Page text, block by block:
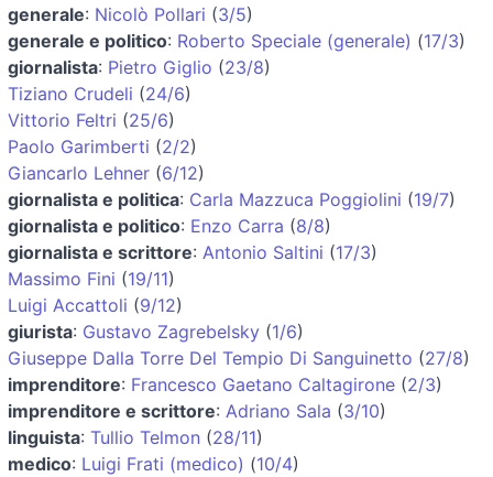
generale: Nicolò Pollari (3/5)
generale e politico: Roberto Speciale (generale) (17/3)
giornalista: Pietro Giglio (23/8)
Tiziano Crudeli (24/6)
Vittorio Feltri (25/6)
Paolo Garimberti (2/2)
Giancarlo Lehner (6/12)
giornalista e politica: Carla Mazzuca Poggiolini (19/7)
giornalista e politico: Enzo Carra (8/8)
giornalista e scrittore: Antonio Saltini (17/3)
Massimo Fini (19/11)
Luigi Accattoli (9/12)
giurista: Gustavo Zagrebelsky (1/6)
Giuseppe Dalla Torre Del Tempio Di Sanguinetto (27/8)
imprenditore: Francesco Gaetano Caltagirone (2/3)
imprenditore e scrittore: Adriano Sala (3/10)
linguista: Tullio Telmon (28/11)
medico: Luigi Frati (medico) (10/4)